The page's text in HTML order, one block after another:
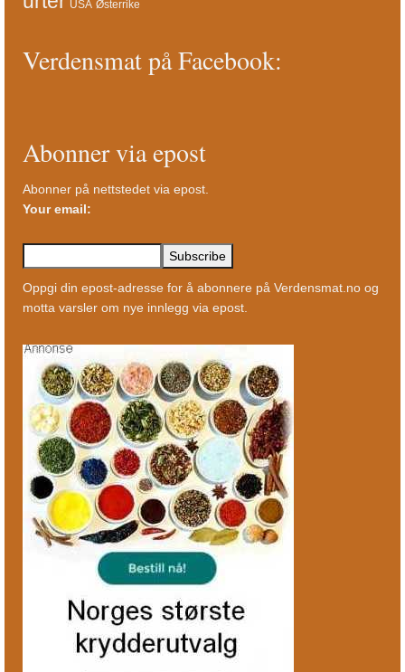
USA Østerrike
Verdensmat på Facebook:
Abonner via epost
Abonner på nettstedet via epost.
Your email:
Oppgi din epost-adresse for å abonnere på Verdensmat.no og
motta varsler om nye innlegg via epost.